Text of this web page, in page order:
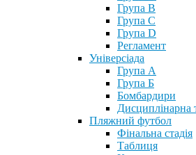
Група B
Група С
Група D
Регламент
Універсіада
Група А
Група Б
Бомбардири
Дисциплінарна
Пляжний футбол
Фінальна стадія
Таблиця